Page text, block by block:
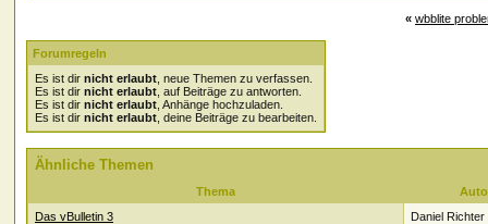
« wbblite
Forumregeln
Es ist dir nicht erlaubt , neue Themen zu verfassen.
Es ist dir nicht erlaubt , auf Beiträge zu antworten.
Es ist dir nicht erlaubt , Anhänge hochzuladen.
Es ist dir nicht erlaubt , deine Beiträge zu bearbeiten.
Ähnliche Themen
Thema
Das vBulletin 3
Daniel Richter